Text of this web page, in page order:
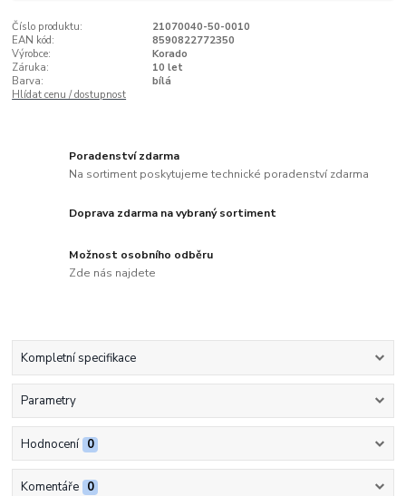
Číslo produktu:
21070040-50-0010
EAN kód:
8590822772350
Výrobce:
Korado
Záruka:
10 let
Barva:
bílá
Hlídat cenu / dostupnost
Poradenství zdarma
Na sortiment poskytujeme technické poradenství zdarma
Doprava zdarma na vybraný sortiment
Možnost osobního odběru
Zde nás najdete
Kompletní specifikace
Parametry
Hodnocení 0
Komentáře 0